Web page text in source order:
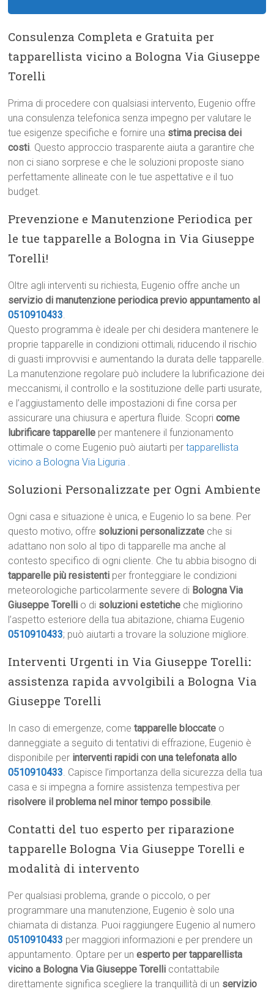
Consulenza Completa e Gratuita per
tapparellista vicino a Bologna Via Giuseppe
Torelli
Prima di procedere con qualsiasi intervento, Eugenio offre
una consulenza telefonica senza impegno per valutare le
tue esigenze specifiche e fornire una stima precisa dei
costi. Questo approccio trasparente aiuta a garantire che
non ci siano sorprese e che le soluzioni proposte siano
perfettamente allineate con le tue aspettative e il tuo
budget.
Prevenzione e Manutenzione Periodica per
le tue tapparelle a Bologna in Via Giuseppe
Torelli!
Oltre agli interventi su richiesta, Eugenio offre anche un
servizio di manutenzione periodica previo appuntamento al
0510910433.
Questo programma è ideale per chi desidera mantenere le
proprie tapparelle in condizioni ottimali, riducendo il rischio
di guasti improvvisi e aumentando la durata delle tapparelle.
La manutenzione regolare può includere la lubrificazione dei
meccanismi, il controllo e la sostituzione delle parti usurate,
e l’aggiustamento delle impostazioni di fine corsa per
assicurare una chiusura e apertura fluide. Scopricome
lubrificare tapparelle per mantenere il funzionamento
ottimale o come Eugenio può aiutarti pertapparellista
vicino a Bologna Via Liguria .
Soluzioni Personalizzate per Ogni Ambiente
Ogni casa e situazione è unica, e Eugenio lo sa bene. Per
questo motivo, offre soluzioni personalizzate che si
adattano non solo al tipo di tapparelle ma anche al
contesto specifico di ogni cliente. Che tu abbia bisogno di
tapparelle più resistenti per fronteggiare le condizioni
meteorologiche particolarmente severe di Bologna Via
Giuseppe Torelli o di soluzioni estetiche che migliorino
l’aspetto esteriore della tua abitazione, chiama Eugenio
0510910433; può aiutarti a trovare la soluzione migliore.
Interventi Urgenti in Via Giuseppe Torelli:
assistenza rapida avvolgibili a Bologna Via
Giuseppe Torelli
In caso di emergenze, cometapparelle bloccate o
danneggiate a seguito di tentativi di effrazione, Eugenio è
disponibile per interventi rapidi con una telefonata allo
0510910433. Capisce l’importanza della sicurezza della tua
casa e si impegna a fornire assistenza tempestiva per
risolvere il problema nel minor tempo possibile.
Contatti del tuo esperto per riparazione
tapparelle Bologna Via Giuseppe Torelli e
modalità di intervento
Per qualsiasi problema, grande o piccolo, o per
programmare una manutenzione, Eugenio è solo una
chiamata di distanza. Puoi raggiungere Eugenio al numero
0510910433 per maggiori informazioni e per prendere un
appuntamento. Optare per unesperto per tapparellista
vicino a Bologna Via Giuseppe Torelli contattabile
direttamente significa scegliere la tranquillità di un servizio